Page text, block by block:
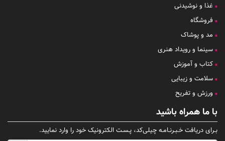
غذا و نوشیدنی
فروشگاه
مد و پوشاک
سینما و رویداد هنری
کتاب و آموزش
سلامت و زیبایی
ورزش و تفریح
با ما همراه باشید
بـرای دریافت خـبـرنـامـه چیلی‌کد، پـسـت الکترونیک خود را وارد نمایید.